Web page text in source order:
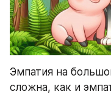
Эмпатия на
сложна, как и